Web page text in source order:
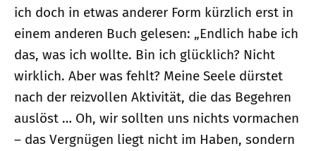
ich doch in etwas anderer Form kürzlich erst in
einem anderen Buch gelesen: „Endlich habe ich
das, was ich wollte. Bin ich glücklich? Nicht
wirklich. Aber was fehlt? Meine Seele dürstet
nach der reizvollen Aktivität, die das Begehren
auslöst … Oh, wir sollten uns nichts vormachen
– das Vergnügen liegt nicht im Haben, sondern